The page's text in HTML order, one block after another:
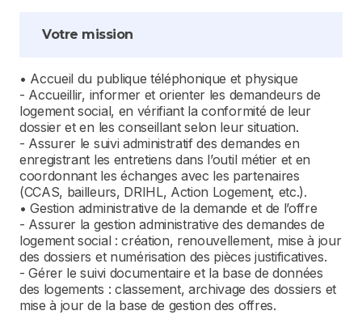
Votre mission
• Accueil du publique téléphonique et physique
- Accueillir, informer et orienter les demandeurs de
logement social, en vérifiant la conformité de leur
dossier et en les conseillant selon leur situation.
- Assurer le suivi administratif des demandes en
enregistrant les entretiens dans l’outil métier et en
coordonnant les échanges avec les partenaires
(CCAS, bailleurs, DRIHL, Action Logement, etc.).
• Gestion administrative de la demande et de l’offre
- Assurer la gestion administrative des demandes de
logement social : création, renouvellement, mise à jour
des dossiers et numérisation des pièces justificatives.
- Gérer le suivi documentaire et la base de données
des logements : classement, archivage des dossiers et
mise à jour de la base de gestion des offres.